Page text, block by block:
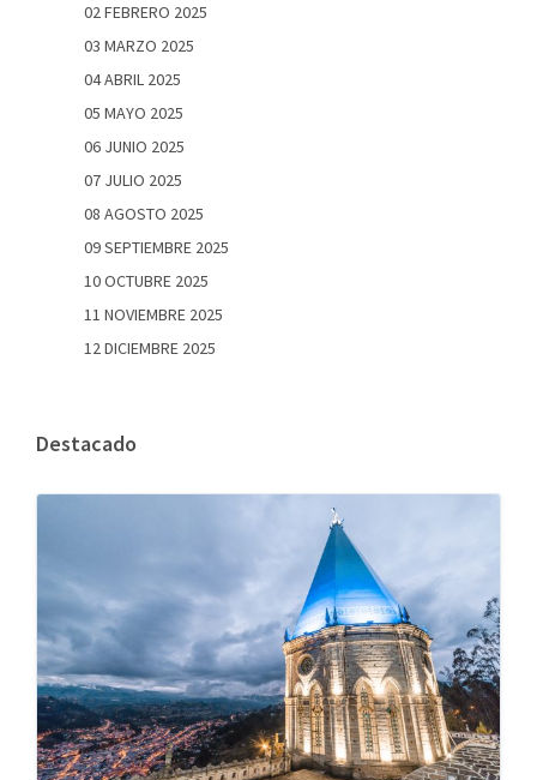
02 FEBRERO 2025
03 MARZO 2025
04 ABRIL 2025
05 MAYO 2025
06 JUNIO 2025
07 JULIO 2025
08 AGOSTO 2025
09 SEPTIEMBRE 2025
10 OCTUBRE 2025
11 NOVIEMBRE 2025
12 DICIEMBRE 2025
Destacado